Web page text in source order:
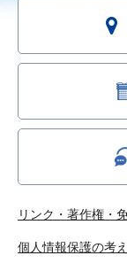
リンク・著作権・
個人情報保護の考